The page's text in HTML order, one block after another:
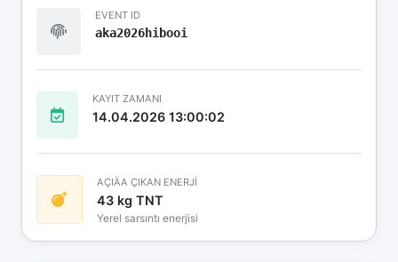
EVENT ID
aka2026hibooi
KAYIT ZAMANI
14.04.2026 13:00:02
AÇIÄA ÇIKAN ENERJİ
43 kg TNT
Yerel sarsıntı enerjisi